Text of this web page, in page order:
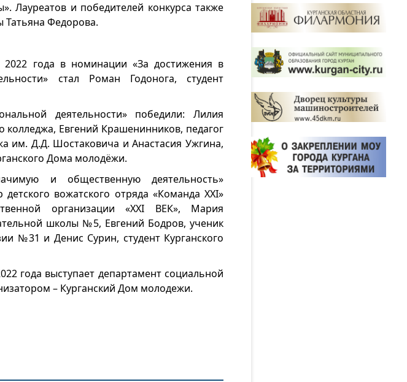
Лауреатов и победителей конкурса также
Татьяна Федорова.
года в номинации «За достижения в
стал Роман Годонога, студент
деятельности» победили: Лилия
колледжа, Евгений Крашенинников, педагог
им. Д.Д. Шостаковича и Анастасия Ужгина,
Дома молодёжи.
и общественную деятельность»
вожатского отряда «Команда XXI»
организации «ХХI ВЕК», Мария
школы №5, Евгений Бодров, ученик
№31 и Денис Сурин, студент Курганского
года выступает департамент социальной
– Курганский Дом молодежи.